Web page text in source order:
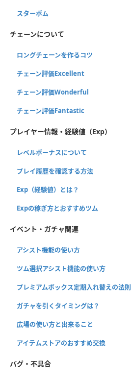
スターボム
チェーンについて
ロングチェーンを作るコツ
チェーン評価Excellent
チェーン評価Wonderful
チェーン評価Fantastic
プレイヤー情報・経験値（Exp）
レベルボーナスについて
プレイ履歴を確認する方法
Exp（経験値）とは？
Expの稼ぎ方とおすすめツム
イベント・ガチャ関連
アシスト機能の使い方
ツム選択アシスト機能の使い方
プレミアムボックス定期入れ替えの法則
ガチャを引くタイミングは？
広場の使い方と出来ること
アイテムストアのおすすめ交換
バグ・不具合